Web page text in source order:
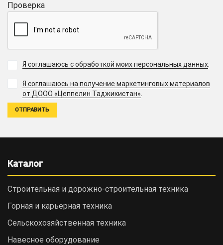
Проверка
Я соглашаюсь с обработкой моих персональных данных
Я соглашаюсь на получение маркетинговых материалов
от ДООО «Цеппелин Таджикистан».
Каталог
Строительная и дорожно-cтроительная техника
Горная и карьерная техника
Сельскохозяйственная техника
Навесное оборудование